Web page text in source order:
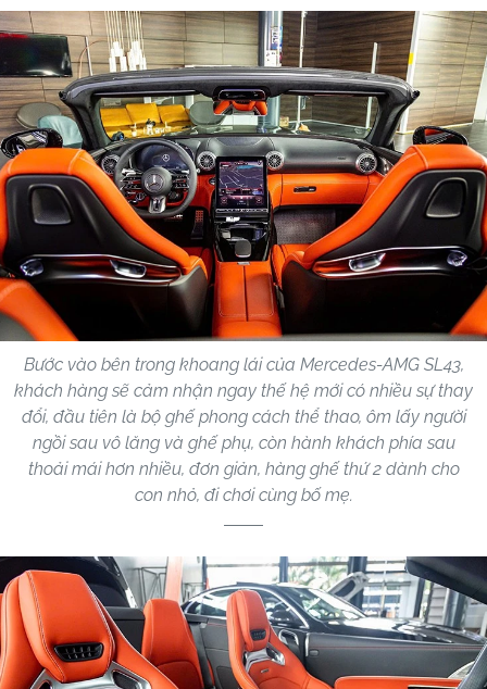
Bước vào bên trong khoang lái của Mercedes-AMG SL43,
khách hàng sẽ cảm nhận ngay thế hệ mới có nhiều sự thay
đổi, đầu tiên là bộ ghế phong cách thể thao, ôm lấy người
ngồi sau vô lăng và ghế phụ, còn hành khách phía sau
thoải mái hơn nhiều, đơn giản, hàng ghế thứ 2 dành cho
con nhỏ, đi chơi cùng bố mẹ.